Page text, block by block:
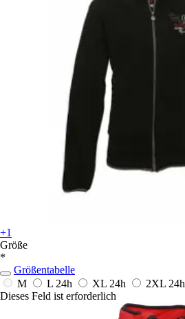
+1
Größe
*
Größentabelle
M
L 24h XL 24h 2XL 24h
Dieses Feld ist erforderlich